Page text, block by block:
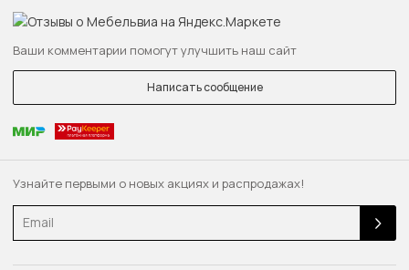
Узнайте первыми о новых акциях и распродажах!
Email
Ваши комментарии помогут улучшить наш сайт
Написать сообщение